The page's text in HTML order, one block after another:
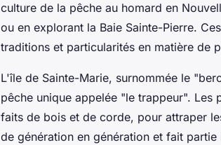
culture de la pêche au homard en
ou en explorant la Baie Sainte-Pierre.
traditions et particularités en matière de
L'île de Sainte-Marie, surnommée le
pêche unique appelée "le trappeur". Les
faits de bois et de corde, pour attraper
de génération en génération et fait